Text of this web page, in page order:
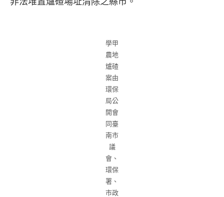
學甲
農地
爐碴
案由
環保
局公
開會
同臺
南市
議
會、
環保
署、
市政